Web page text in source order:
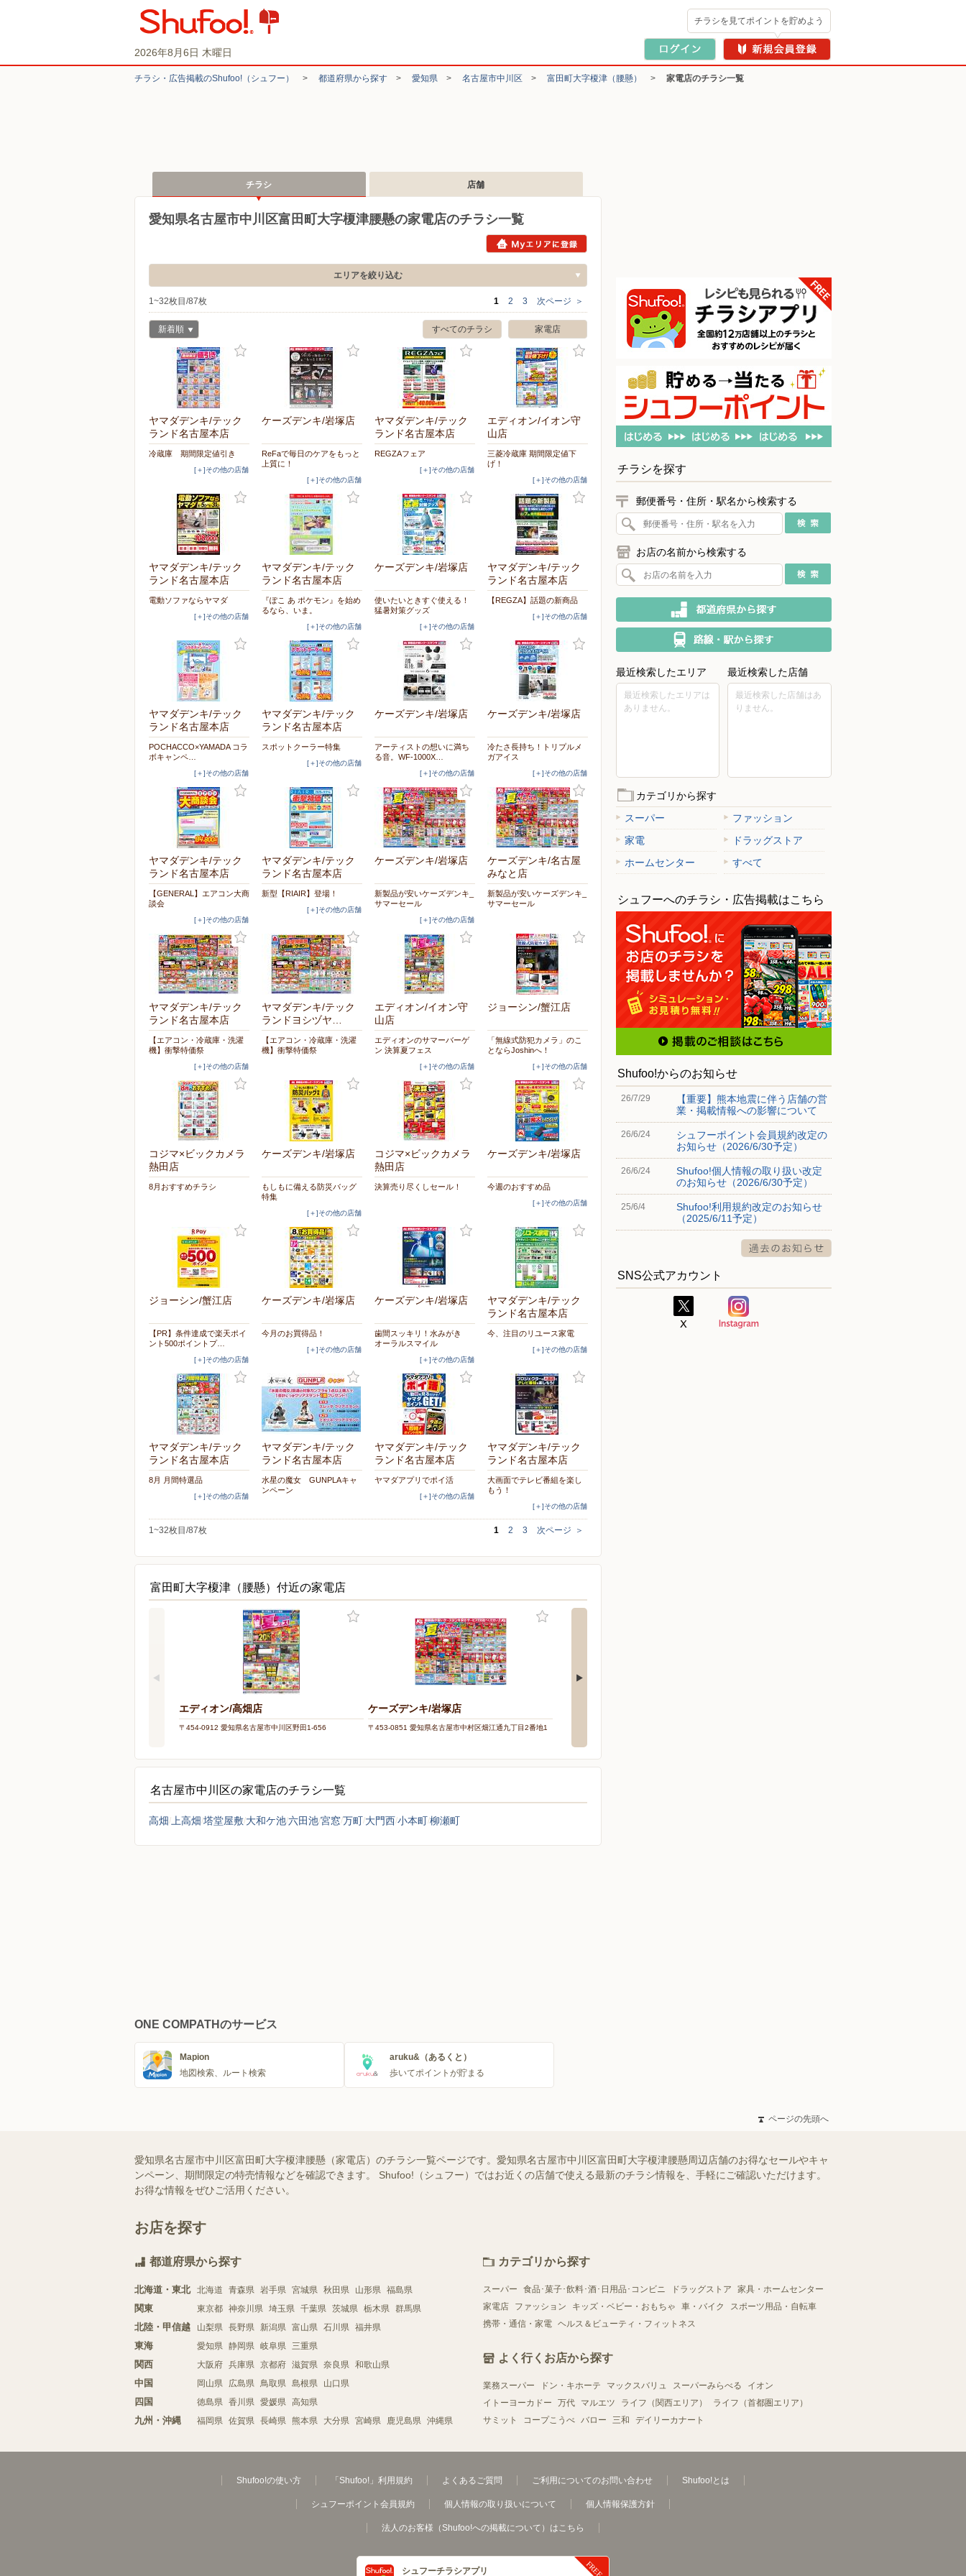
2026年8月6日 木曜日
チラシを見てポイントを貯めよう
チラシ・​広告掲載の​Shufoo!​（シュフー） > 都道府県から探す > 愛知県 > 名古屋市中川区 > 富田町大字榎津（腰懸） > 家電店のチラシ一覧
チラシ 店舗
愛知県名古屋市中川区富田町大字榎津腰懸の家電店のチラシ一覧
エリアを絞り込む
1~32枚目/87枚 1 2 3 次ページ ＞
家電店
すべてのチラシ
新着順
ヤマダデンキ/テック
ランド名古屋本店
冷蔵庫 期間限定値引き
[＋]その他の店舗
ケーズデンキ/岩塚店
ReFaで毎日のケアをもっと
上質に！
[＋]その他の店舗
ヤマダデンキ/テック
ランド名古屋本店
REGZAフェア
[＋]その他の店舗
エディオン/イオン守
山店
三菱冷蔵庫 期間限定値下
げ！
[＋]その他の店舗
ヤマダデンキ/テック
ランド名古屋本店
電動ソファならヤマダ
[＋]その他の店舗
ヤマダデンキ/テック
ランド名古屋本店
『ぽこ あ ポケモン』を始め
るなら、いま。
[＋]その他の店舗
ケーズデンキ/岩塚店
使いたいときすぐ使える！
猛暑対策グッズ
[＋]その他の店舗
ヤマダデンキ/テック
ランド名古屋本店
【REGZA】話題の新商品
[＋]その他の店舗
ヤマダデンキ/テック
ランド名古屋本店
POCHACCO×YAMADA コラ
ボキャンペ…
[＋]その他の店舗
ヤマダデンキ/テック
ランド名古屋本店
スポットクーラー特集
[＋]その他の店舗
ケーズデンキ/岩塚店
アーティストの想いに満ち
る音。WF-1000X…
[＋]その他の店舗
ケーズデンキ/岩塚店
冷たさ長持ち！トリプルメ
ガアイス
[＋]その他の店舗
ヤマダデンキ/テック
ランド名古屋本店
【GENERAL】エアコン大商
談会
[＋]その他の店舗
ヤマダデンキ/テック
ランド名古屋本店
新型【RIAIR】登場！
[＋]その他の店舗
ケーズデンキ/岩塚店
新製品が安いケーズデンキ_
サマーセール
[＋]その他の店舗
ケーズデンキ/名古屋
みなと店
新製品が安いケーズデンキ_
サマーセール
ヤマダデンキ/テック
ランド名古屋本店
【エアコン・冷蔵庫・洗濯
機】衝撃特価祭
[＋]その他の店舗
ヤマダデンキ/テック
ランドヨシヅヤ…
【エアコン・冷蔵庫・洗濯
機】衝撃特価祭
エディオン/イオン守
山店
エディオンのサマーバーゲ
ン 決算夏フェス
[＋]その他の店舗
ジョーシン/蟹江店
「無線式防犯カメラ」のこ
とならJoshinへ！
[＋]その他の店舗
コジマ×ビックカメラ
熱田店
8月おすすめチラシ
ケーズデンキ/岩塚店
もしもに備える防災バッグ
特集
[＋]その他の店舗
コジマ×ビックカメラ
熱田店
決算売り尽くしセール！
ケーズデンキ/岩塚店
今週のおすすめ品
[＋]その他の店舗
ジョーシン/蟹江店
【PR】条件達成で楽天ポイ
ント500ポイントプ…
[＋]その他の店舗
ケーズデンキ/岩塚店
今月のお買得品！
[＋]その他の店舗
ケーズデンキ/岩塚店
歯間スッキリ！水みがき
オーラルスマイル
[＋]その他の店舗
ヤマダデンキ/テック
ランド名古屋本店
今、注目のリユース家電
[＋]その他の店舗
ヤマダデンキ/テック
ランド名古屋本店
8月 月間特選品
[＋]その他の店舗
ヤマダデンキ/テック
ランド名古屋本店
水星の魔女 GUNPLAキャ
ンペーン
ヤマダデンキ/テック
ランド名古屋本店
ヤマダアプリでポイ活
[＋]その他の店舗
ヤマダデンキ/テック
ランド名古屋本店
大画面でテレビ番組を楽し
もう！
[＋]その他の店舗
1~32枚目/87枚 1 2 3 次ページ ＞
富田町大字榎津（腰懸）付近の家電店
エディオン/高畑店
〒454-0912 愛知県名古屋市中川区野田1-656
ケーズデンキ/岩塚店
〒453-0851 愛知県名古屋市中村区畑江通九丁目2番地1
名古屋市中川区の家電店のチラシ一覧
高畑 上高畑 塔堂屋敷 大和ケ池六田池宮窓万町 大門西小本町柳瀬町
チラシを探す
郵便番号・住所・駅名から検索する
お店の名前から検索する
最近検索したエリア
最近検索したエリアは
ありません。
最近検索した店舗
最近検索した店舗はあ
りません。
カテゴリから探す
スーパー
ファッション
家電
ドラッグストア
ホームセンター
すべて
シュフーへのチラシ・広告掲載はこちら
Shufoo!からのお知らせ
26/7/29
【重要】熊本地震に伴う店舗の営
業・掲載情報への影響について
26/6/24
シュフーポイント会員規約改定の
お知らせ（2026/6/30予定）
26/6/24
Shufoo!個人情報の取り扱い改定
のお知らせ（2026/6/30予定）
25/6/4
Shufoo!利用規約改定のお知らせ
（2025/6/11予定）
SNS公式アカウント
ONE COMPATHのサービス
Mapion
地図検索、ルート検索
aruku&（あるくと）
歩いてポイントが貯まる
ページの先頭へ
愛知県名古屋市中川区富田町大字榎津腰懸（家電店）のチラシ一覧ページです。愛知県名古屋市中川区富田町大字榎津腰懸周辺店舗のお得なセールやキャ
ンペーン、期間限定の特売情報などを確認できます。 Shufoo!（シュフー）ではお近くの店舗で使える最新のチラシ情報を、手軽にご確認いただけます。
お得な情報をぜひご活用ください。
お店を探す
都道府県から探す
北海道・東北 北海道 青森県 岩手県 宮城県 秋田県 山形県 福島県
関東 東京都 神奈川県 埼玉県 千葉県 茨城県 栃木県 群馬県
北陸・甲信越 山梨県 長野県 新潟県 富山県 石川県 福井県
東海 愛知県 静岡県 岐阜県 三重県
関西 大阪府 兵庫県 京都府 滋賀県 奈良県 和歌山県
中国 岡山県 広島県 鳥取県 島根県 山口県
四国 徳島県 香川県 愛媛県 高知県
九州・沖縄 福岡県 佐賀県 長崎県 熊本県 大分県 宮崎県 鹿児島県 沖縄県
カテゴリから探す
スーパー 食品･菓子･飲料･酒･日用品･コンビニ ドラッグストア
家具・ホームセンター
家電店
ファッション キッズ・ベビー・おもちゃ 車・バイク
スポーツ用品・自転車
携帯・通信・家電 ヘルス＆ビューティ・フィットネス
よく行くお店から探す
業務スーパー ドン・キホーテ マックスバリュ スーパーみらべる
イオン
イトーヨーカドー
万代 マルエツ ライフ（関西エリア）
ライフ（首都圏エリア）
サミット
コープこうべ バロー 三和 デイリーカナート
Shufoo!の使い方 「Shufoo!」利用規約 よくあるご質問 ご利用についてのお問い合わせ Shufoo!とは
シュフーポイント会員規約 個人情報の取り扱いについて 個人情報保護方針
法人のお客様（Shufoo!への掲載について）はこちら
シュフーチラシアプリ